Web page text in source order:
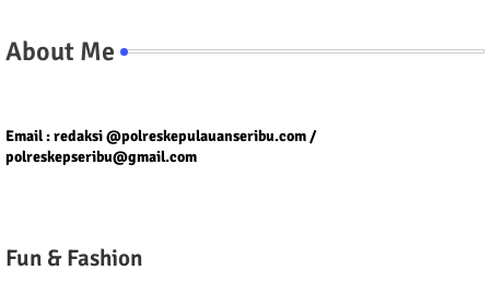
About Me
Email : redaksi @polreskepulauanseribu.com /
polreskepseribu@gmail.com
Fun & Fashion